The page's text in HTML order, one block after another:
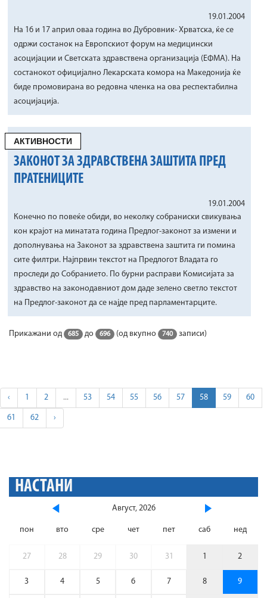
19.01.2004
На 16 и 17 април оваа година во Дубровник- Хрватска, ќе се
одржи состанок на Европскиот форум на медицински
асоцијации и Светската здравствена организација (ЕФМА). На
состанокот официјално Лекарската комора на Македонија ќе
биде промовирана во редовна членка на ова респектабилна
асоцијација.
АКТИВНОСТИ
ЗАКОНОТ ЗА ЗДРАВСТВЕНА ЗАШТИТА ПРЕД
ПРАТЕНИЦИТЕ
19.01.2004
Конечно по повеќе обиди, во неколку собраниски свикувања
кон крајот на минатата година Предлог-законот за измени и
дополнувања на Законот за здравствена заштита ги помина
сите филтри. Најпрвин текстот на Предлогот Владата го
проследи до Собранието. По бурни расправи Комисијата за
здравство на законодавниот дом даде зелено светло текстот
на Предлог-законот да се најде пред парламентарците.
Прикажани од 685 до 696 (од вкупно 740 записи)
‹ 1 2 ... 53 54 55 56 57 58 59 60
61 62 ›
НАСТАНИ
Август, 2026
пон вто сре чет пет саб нед
27 28 29 30 31 1 2
3 4 5 6 7 8 9